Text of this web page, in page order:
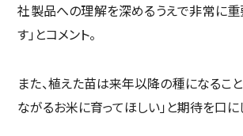
社製品への理解を深めるうえで非常に
す」とコメント。
また、植えた苗は来年以降の種になるこ
ながるお米に育ってほしい」と期待を口に